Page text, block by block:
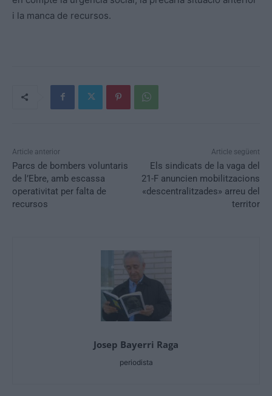
i la manca de recursos.
Article anterior
Parcs de bombers voluntaris
de l’Ebre, amb escassa
operativitat per falta de
recursos
Article següent
Els sindicats de la vaga del
21-F anuncien mobilitzacions
«descentralitzades» arreu del
territor
Josep Bayerri Raga
periodista